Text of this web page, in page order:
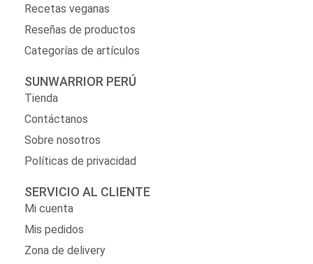
Recetas veganas
Reseñas de productos
Categorías de artículos
SUNWARRIOR PERÚ
Tienda
Contáctanos
Sobre nosotros
Políticas de privacidad
SERVICIO AL CLIENTE
Mi cuenta
Mis pedidos
Zona de delivery